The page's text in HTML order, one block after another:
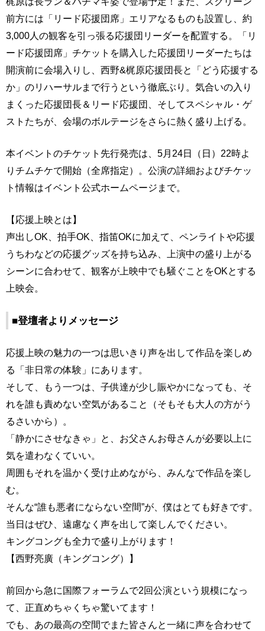
前方には「リード応援団席」エリアなるものも設置し、約
3,000人の観客を引っ張る応援団リーダーを配置する。「リ
ード応援団席」チケットを購入した応援団リーダーたちは
開演前に会場入りし、西野&梶原応援団長と「どう応援する
か」のリハーサルまで行うという徹底ぶり。気合いの入り
まくった応援団長＆リード応援団、そしてスペシャル・ゲ
ストたちが、会場のボルテージをさらに熱く盛り上げる。
本イベントのチケット先行発売は、5月24日（日）22時よ
りチムチケで開始（全席指定）。公演の詳細およびチケッ
ト情報はイベント公式ホームページまで。
【応援上映とは】
声出しOK、拍手OK、指笛OKに加えて、ペンライトや応援
うちわなどの応援グッズを持ち込み、上演中の盛り上がる
シーンに合わせて、観客が上映中でも騒ぐことをOKとする
上映会。
■登壇者よりメッセージ
応援上映の魅力の一つは思いきり声を出して作品を楽しめ
る「非日常の体験」にあります。
そして、もう一つは、子供達が少し賑やかになっても、そ
れを誰も責めない空気があること（そもそも大人の方がう
るさいから）。
「静かにさせなきゃ」と、お父さんお母さんが必要以上に
気を遣わなくていい。
周囲もそれを温かく受け止めながら、みんなで作品を楽し
む。
そんな“誰も悪者にならない空間”が、僕はとても好きです。
当日はぜひ、遠慮なく声を出して楽しんでください。
キングコングも全力で盛り上がります！
【西野亮廣（キングコング）】
前回から急に国際フォーラムで2回公演という規模になっ
て、正直めちゃくちゃ驚いてます！
でも、あの最高の空間でまた皆さんと一緒に声を合わせて